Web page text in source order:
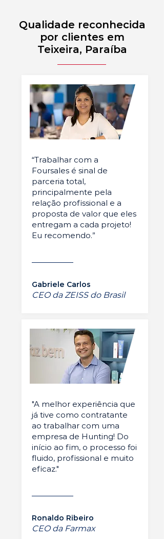
Qualidade reconhecida
por clientes em
Teixeira, Paraíba
“Trabalhar com a
Foursales é sinal de
parceria total,
principalmente pela
relação profissional e a
proposta de valor que eles
entregam a cada projeto!
Eu recomendo.”
Gabriele Carlos
CEO da ZEISS do Brasil
"A melhor experiência que
já tive como contratante
ao trabalhar com uma
empresa de Hunting! Do
início ao fim, o processo foi
fluido, profissional e muito
eficaz."
Ronaldo Ribeiro
CEO da Farmax